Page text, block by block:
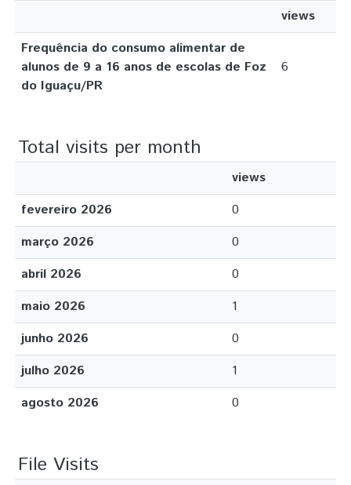
views
Frequência do consumo alimentar de
alunos de 9 a 16 anos de escolas de Foz
do Iguaçu/PR
6
Total visits per month
views
fevereiro 2026
0
março 2026
0
abril 2026
0
maio 2026
1
junho 2026
0
julho 2026
1
agosto 2026
0
File Visits